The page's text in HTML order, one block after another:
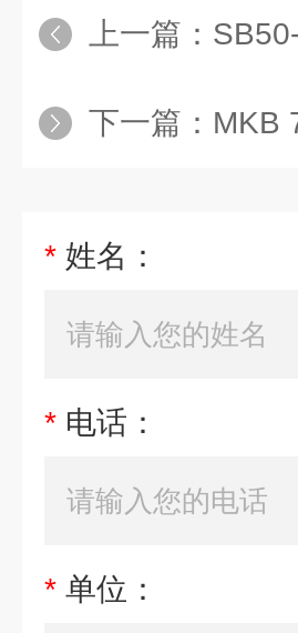
上一篇：
下一篇： MKB
* 姓名：
* 电话：
* 单位：